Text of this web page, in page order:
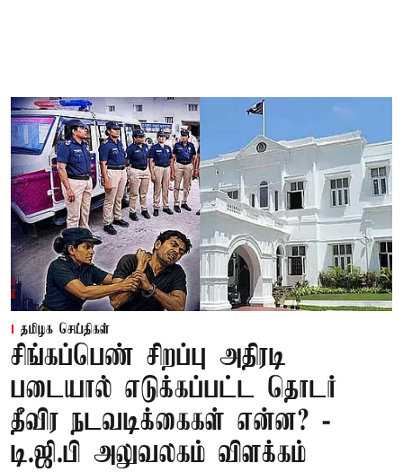
தமிழக செய்திகள்
சிங்கப்பெண் சிறப்பு அதிரடி
படையால் எடுக்கப்பட்ட தொடர்
தீவிர நடவடிக்கைகள் என்ன? -
டி.ஜி.பி அலுவலகம் விளக்கம்